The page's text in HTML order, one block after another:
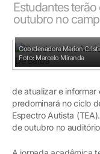
Estudantes
outubro no
Coordenadora Marion
Foto: Marcelo Miranda
de atualizar e informar
predominará no ciclo
Espectro Autista
de outubro no